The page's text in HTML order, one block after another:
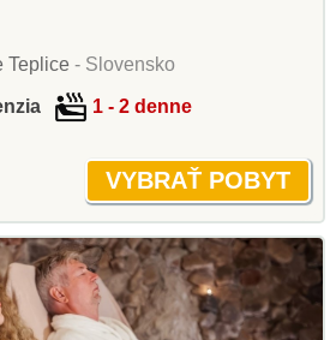
Teplice- Slovensko
1 - 2 denne